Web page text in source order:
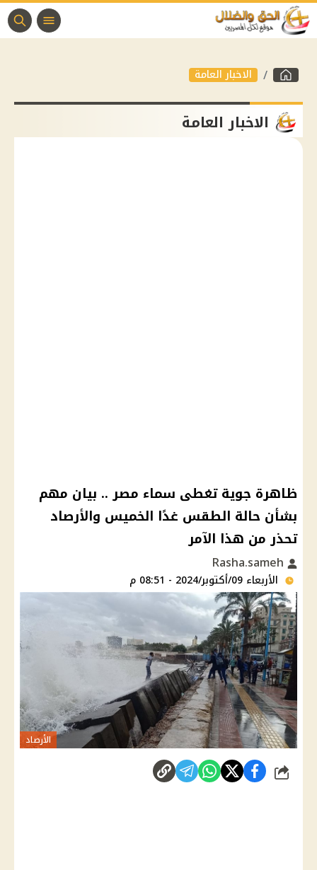
الاخبار العامة
الاخبار العامة
ظاهرة جوية تغطى سماء مصر .. بيان مهم
بشأن حالة الطقس غدًا الخميس والأرصاد
تحذر من هذا الآمر
الأربعاء 09/أكتوبر/2024 - 08:51 م
الأرصاد
شارك